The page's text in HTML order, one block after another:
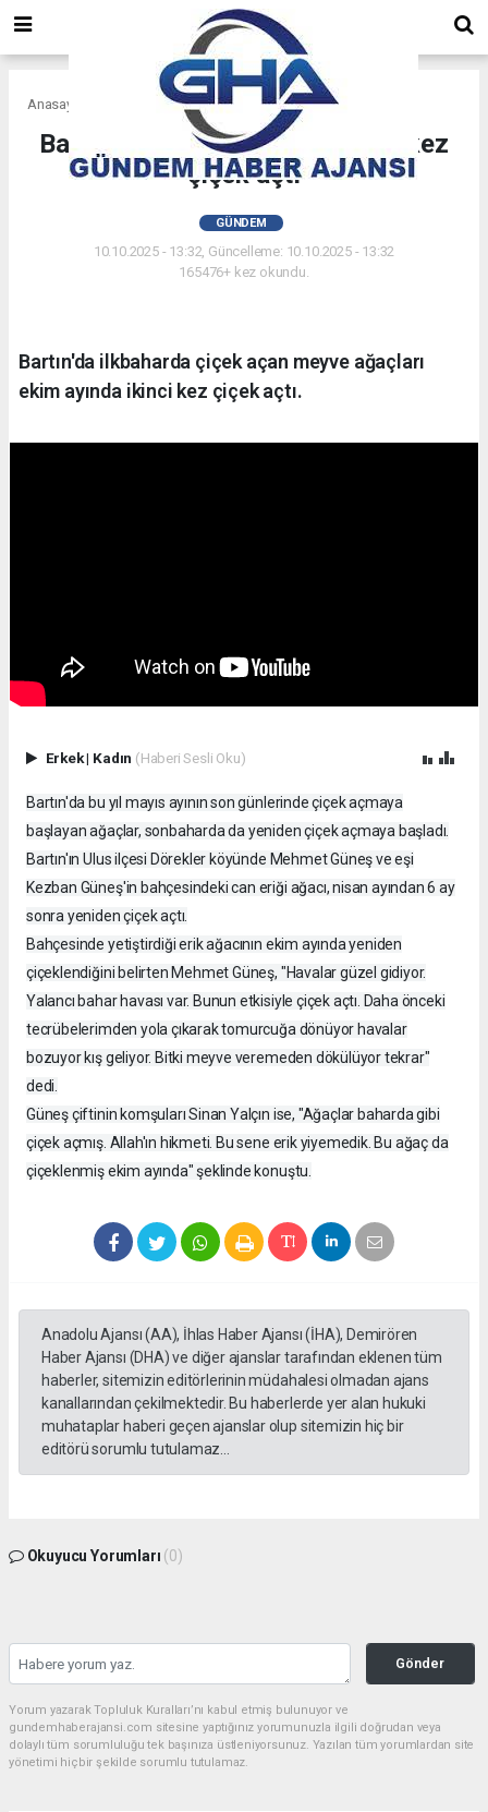
Anasayfa
Bartın'da ağaçlar bir yılda ikinci kez
çiçek açtı
GÜNDEM
10.10.2025 - 13:32, Güncelleme: 10.10.2025 - 13:32
165476+ kez okundu.
Bartın'da ilkbaharda çiçek açan meyve ağaçları
ekim ayında ikinci kez çiçek açtı.
Erkek| Kadın (Haberi Sesli Oku)
Bartın'da bu yıl mayıs ayının son günlerinde çiçek açmaya
başlayan ağaçlar, sonbaharda da yeniden çiçek açmaya başladı.
Bartın'ın Ulus ilçesi Dörekler köyünde Mehmet Güneş ve eşi
Kezban Güneş'in bahçesindeki can eriği ağacı, nisan ayından 6 ay
sonra yeniden çiçek açtı.
Bahçesinde yetiştirdiği erik ağacının ekim ayında yeniden
çiçeklendiğini belirten Mehmet Güneş, "Havalar güzel gidiyor.
Yalancı bahar havası var. Bunun etkisiyle çiçek açtı. Daha önceki
tecrübelerimden yola çıkarak tomurcuğa dönüyor havalar
bozuyor kış geliyor. Bitki meyve veremeden dökülüyor tekrar"
dedi.
Güneş çiftinin komşuları Sinan Yalçın ise, "Ağaçlar baharda gibi
çiçek açmış. Allah'ın hikmeti. Bu sene erik yiyemedik. Bu ağaç da
çiçeklenmiş ekim ayında" şeklinde konuştu.
Anadolu Ajansı (AA), İhlas Haber Ajansı (İHA), Demirören
Haber Ajansı (DHA) ve diğer ajanslar tarafından eklenen tüm
haberler, sitemizin editörlerinin müdahalesi olmadan ajans
kanallarından çekilmektedir. Bu haberlerde yer alan hukuki
muhataplar haberi geçen ajanslar olup sitemizin hiç bir
editörü sorumlu tutulamaz...
Okuyucu Yorumları (0)
Gönder
Yorum yazarak Topluluk Kuralları’nı kabul etmiş bulunuyor ve
gundemhaberajansi.com sitesine yaptığınız yorumunuzla ilgili doğrudan veya
dolaylı tüm sorumluluğu tek başınıza üstleniyorsunuz. Yazılan tüm yorumlardan site
yönetimi hiçbir şekilde sorumlu tutulamaz.